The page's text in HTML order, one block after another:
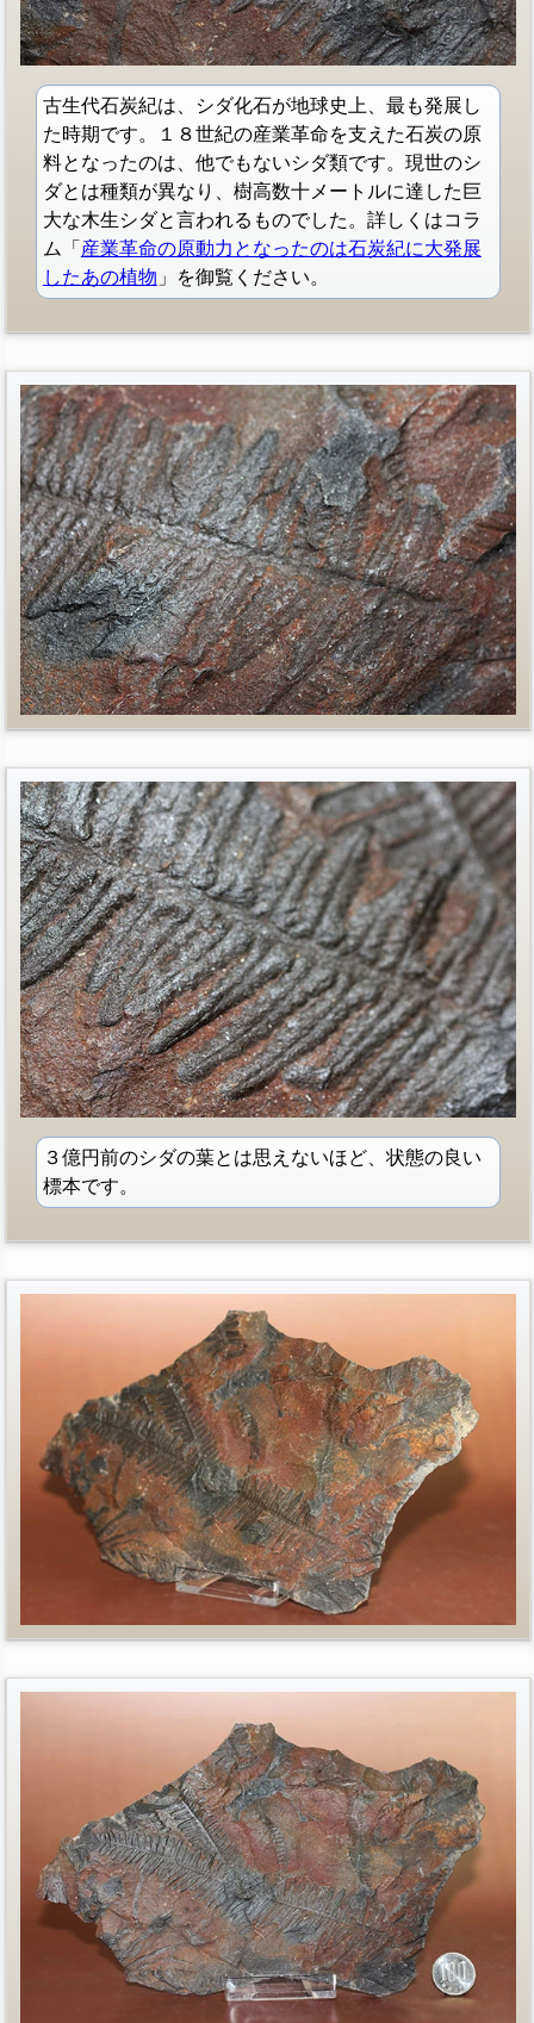
古生代石炭紀は、シダ化石が地球史上、最も発展し
た時期です。１８世紀の産業革命を支えた石炭の原
料となったのは、他でもないシダ類です。現世のシ
ダとは種類が異なり、樹高数十メートルに達した巨
大な木生シダと言われるものでした。詳しくはコラ
ム「 産業革命の原動力となったのは石炭紀に大発展
したあの植物 」を御覧ください。
３億円前のシダの葉とは思えないほど、状態の良い
標本です。